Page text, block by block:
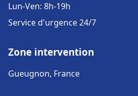
Lun-Ven: 8h-19h
Service d'urgence 24/7
Zone intervention
Gueugnon, France